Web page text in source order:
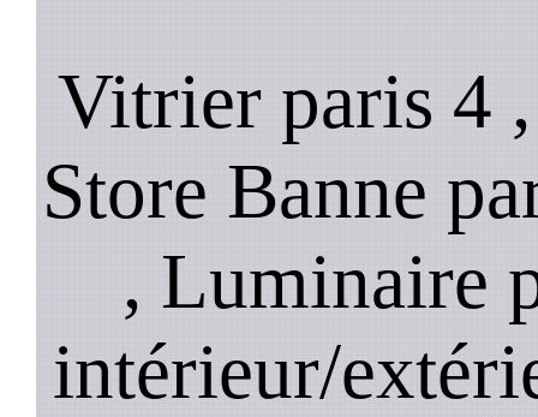
Vitrier paris 4
Store Banne
, Luminaire
intérieur/